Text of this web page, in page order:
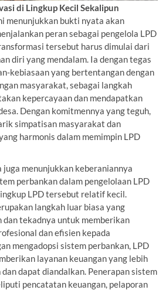
di Lingkup Kecil Sekalipun
menunjukkan bukti nyata akan
peran sebagai pengelola LPD
tersebut harus dimulai dari
diri yang mendalam. Ia dengan tegas
kebiasaan yang bertentangan dengan
masyarakat, sebagai langkah
kepercayaan dan mendapatkan
Dengan komitmennya yang teguh,
simpatisan masyarakat dan
harmonis dalam memimpin LPD
juga menunjukkan keberaniannya
perbankan dalam pengelolaan LPD
LPD tersebut relatif kecil.
langkah luar biasa yang
dan tekadnya untuk memberikan
dan efisien kepada
mengadopsi sistem perbankan, LPD
layanan keuangan yang lebih
dapat diandalkan. Penerapan sistem
pencatatan keuangan, pelaporan